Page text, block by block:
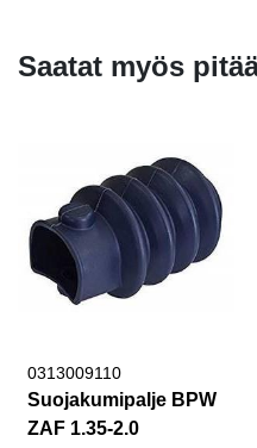
Saatat myös
0313009110
Suojakumipalje BPW
ZAF 1.35-2.0